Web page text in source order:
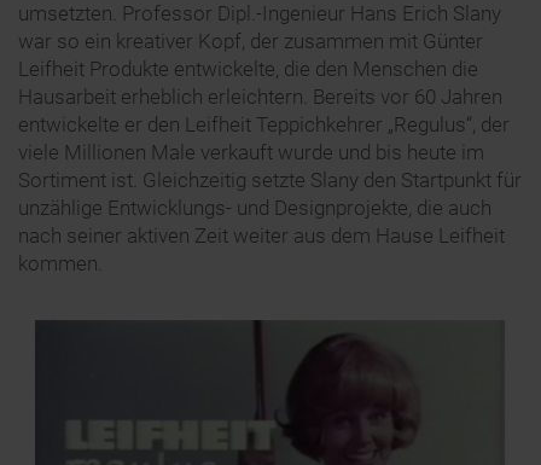
umsetzten. Professor Dipl.-Ingenieur Hans Erich Slany
war so ein kreativer Kopf, der zusammen mit Günter
Leifheit Produkte entwickelte, die den Menschen die
Hausarbeit erheblich erleichtern. Bereits vor 60 Jahren
entwickelte er den Leifheit Teppichkehrer „Regulus“, der
viele Millionen Male verkauft wurde und bis heute im
Sortiment ist. Gleichzeitig setzte Slany den Startpunkt für
unzählige Entwicklungs- und Designprojekte, die auch
nach seiner aktiven Zeit weiter aus dem Hause Leifheit
kommen.